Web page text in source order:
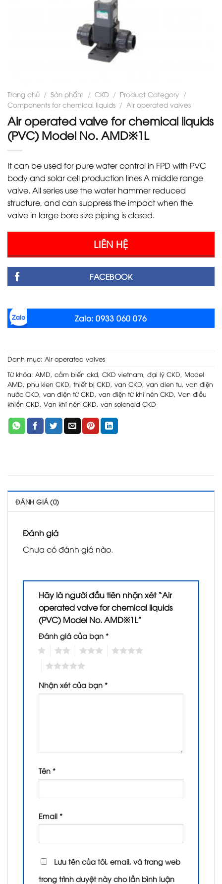
Trang chủ / Sản phẩm / CKD / Product Category /
Components for chemical liquids / Air operated valves
Air operated valve for chemical liquids
(PVC) Model No. AMD※1L
It can be used for pure water control in FPD with PVC
body and solar cell production lines A middle range
valve. All series use the water hammer reduced
structure, and can suppress the impact when the
valve in large bore size piping is closed.
LIÊN HỆ
FACEBOOK
Zalo: 0933 060 076
Danh mục: Air operated valves
Từ khóa: AMD, cảm biến ckd, CKD vietnam, đại lý CKD, Model
AMD, phu kien CKD, thiết bị CKD, van CKD, van dien tu, van điện
nước CKD, van điện từ CKD, van điện từ khí nén CKD, Van điều
khiển CKD, Van khí nén CKD, van solenoid CKD
ĐÁNH GIÁ (0)
Đánh giá
Chưa có đánh giá nào.
Hãy là người đầu tiên nhận xét “Air
operated valve for chemical liquids
(PVC) Model No. AMD※1L”
Đánh giá của bạn *
Nhận xét của bạn *
Tên *
Email *
Lưu tên của tôi, email, và trang web
trong trình duyệt này cho lần bình luận